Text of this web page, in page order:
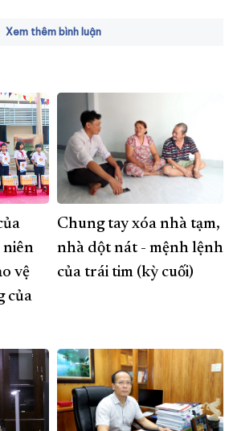
Xem thêm bình luận
niên
vệ
của
Chung tay xóa nhà tạm,
nhà dột nát - mệnh lệnh
của trái tim (kỳ cuối)